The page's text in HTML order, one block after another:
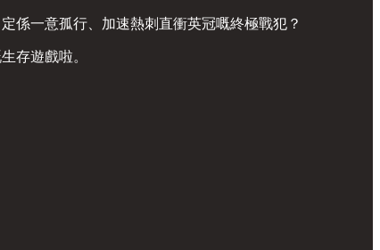
係一意孤行、加速熱刺直衝英冠嘅終極戰犯？
存遊戲啦。